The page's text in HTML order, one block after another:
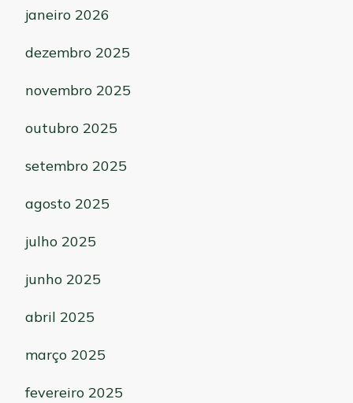
janeiro 2026
dezembro 2025
novembro 2025
outubro 2025
setembro 2025
agosto 2025
julho 2025
junho 2025
abril 2025
março 2025
fevereiro 2025